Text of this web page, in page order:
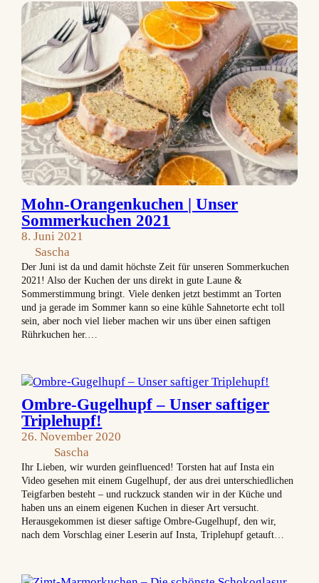
Mohn-Orangenkuchen | Unser
Sommerkuchen 2021
8. Juni 2021
Sascha
Der Juni ist da und damit höchste Zeit für unseren Sommerkuchen
2021! Also der Kuchen der uns direkt in gute Laune &
Sommerstimmung bringt. Viele denken jetzt bestimmt an Torten
und ja gerade im Sommer kann so eine kühle Sahnetorte echt toll
sein, aber noch viel lieber machen wir uns über einen saftigen
Rührkuchen her.…
Ombre-Gugelhupf – Unser saftiger
Triplehupf!
26. November 2020
Sascha
Ihr Lieben, wir wurden geinfluenced! Torsten hat auf Insta ein
Video gesehen mit einem Gugelhupf, der aus drei unterschiedlichen
Teigfarben besteht – und ruckzuck standen wir in der Küche und
haben uns an einem eigenen Kuchen in dieser Art versucht.
Herausgekommen ist dieser saftige Ombre-Gugelhupf, den wir,
nach dem Vorschlag einer Leserin auf Insta, Triplehupf getauft…